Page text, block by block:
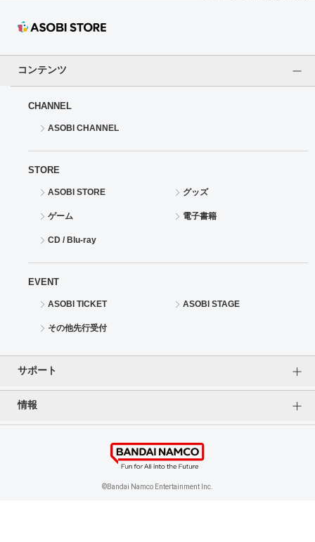
コンテンツ
CHANNEL
ASOBI CHANNEL
STORE
ASOBI STORE グッズ
ゲーム 電子書籍
CD / Blu-ray
EVENT
ASOBI TICKET ASOBI STAGE
その他先行受付
サポート
情報
個人情報保護方針
特定商取引法に基づく表記 企業情報
©Bandai Namco Entertainment Inc.